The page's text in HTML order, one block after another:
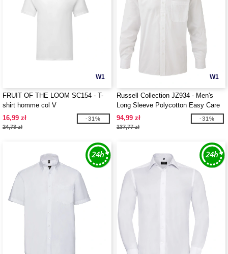
W1
FRUIT OF THE LOOM SC154 - T-
shirt homme col V
16,99 zł
24,73 zł
-31%
W1
Russell Collection JZ934 - Men's
Long Sleeve Polycotton Easy Care
Poplin Shirt
94,99 zł
137,77 zł
-31%